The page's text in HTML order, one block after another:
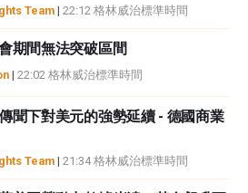
Team | 22:12 格林威治標準時間
期間無法突破區間
| 22:02 格林威治標準時間
聞下對美元的強勢延續 - 德國商業
Team | 21:34 格林威治標準時間